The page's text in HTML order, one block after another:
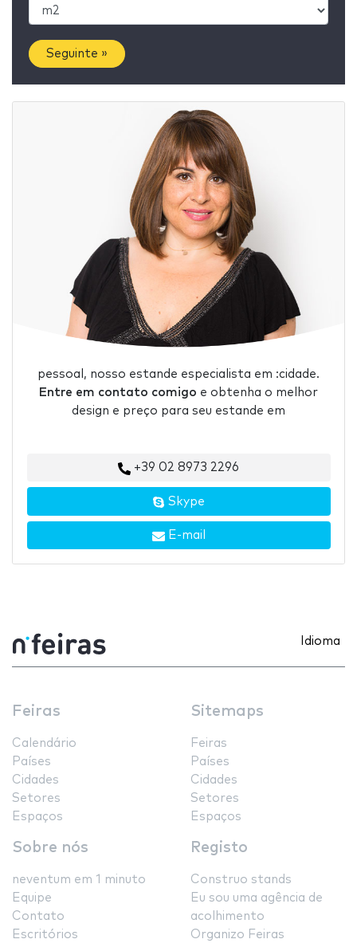
Seguinte »
pessoal, nosso estande especialista em :cidade.
Entre em contato comigo e obtenha o melhor
design e preço para seu estande em
+39 02 8973 2296
Skype
E-mail
Idioma
Feiras
Calendário
Países
Cidades
Setores
Espaços
Sitemaps
Feiras
Países
Cidades
Setores
Espaços
Sobre nós
neventum em 1 minuto
Equipe
Contato
Escritórios
Registo
Construo stands
Eu sou uma agência de
acolhimento
Organizo Feiras